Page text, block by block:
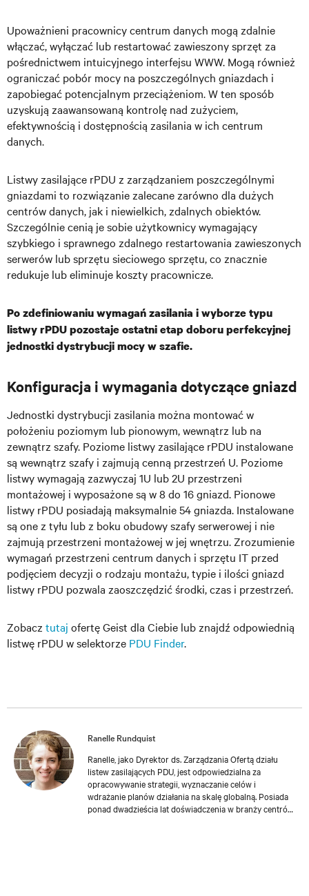
Upoważnieni pracownicy centrum danych mogą zdalnie
włączać, wyłączać lub restartować zawieszony sprzęt za
pośrednictwem intuicyjnego interfejsu WWW. Mogą również
ograniczać pobór mocy na poszczególnych gniazdach i
zapobiegać potencjalnym przeciążeniom. W ten sposób
uzyskują zaawansowaną kontrolę nad zużyciem,
efektywnością i dostępnością zasilania w ich centrum
danych.
Listwy zasilające rPDU z zarządzaniem poszczególnymi
gniazdami to rozwiązanie zalecane zarówno dla dużych
centrów danych, jak i niewielkich, zdalnych obiektów.
Szczególnie cenią je sobie użytkownicy wymagający
szybkiego i sprawnego zdalnego restartowania zawieszonych
serwerów lub sprzętu sieciowego sprzętu, co znacznie
redukuje lub eliminuje koszty pracownicze.
Po zdefiniowaniu wymagań zasilania i wyborze typu
listwy rPDU pozostaje ostatni etap doboru perfekcyjnej
jednostki dystrybucji mocy w szafie.
Konfiguracja i wymagania dotyczące gniazd
Jednostki dystrybucji zasilania można montować w
położeniu poziomym lub pionowym, wewnątrz lub na
zewnątrz szafy. Poziome listwy zasilające rPDU instalowane
są wewnątrz szafy i zajmują cenną przestrzeń U. Poziome
listwy wymagają zazwyczaj 1U lub 2U przestrzeni
montażowej i wyposażone są w 8 do 16 gniazd. Pionowe
listwy rPDU posiadają maksymalnie 54 gniazda. Instalowane
są one z tyłu lub z boku obudowy szafy serwerowej i nie
zajmują przestrzeni montażowej w jej wnętrzu. Zrozumienie
wymagań przestrzeni centrum danych i sprzętu IT przed
podjęciem decyzji o rodzaju montażu, typie i ilości gniazd
listwy rPDU pozwala zaoszczędzić środki, czas i przestrzeń.
Zobacz tutaj ofertę Geist dla Ciebie lub znajdź odpowiednią
listwę rPDU w selektorze PDU Finder.
Ranelle Rundquist
Ranelle, jako Dyrektor ds. Zarządzania Ofertą działu
listew zasilających PDU, jest odpowiedzialna za
opracowywanie strategii, wyznaczanie celów i
wdrażanie planów działania na skalę globalną. Posiada
ponad dwadzieścia lat doświadczenia w branży centrów